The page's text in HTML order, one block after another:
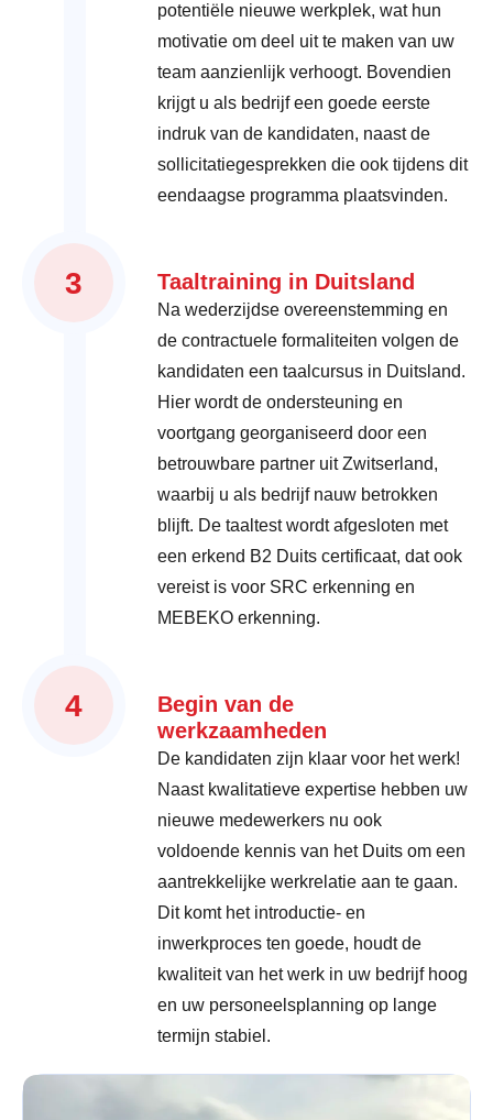
potentiële nieuwe werkplek, wat hun
motivatie om deel uit te maken van uw
team aanzienlijk verhoogt. Bovendien
krijgt u als bedrijf een goede eerste
indruk van de kandidaten, naast de
sollicitatiegesprekken die ook tijdens dit
eendaagse programma plaatsvinden.
3 Taaltraining in Duitsland
Na wederzijdse overeenstemming en
de contractuele formaliteiten volgen de
kandidaten een taalcursus in Duitsland.
Hier wordt de ondersteuning en
voortgang georganiseerd door een
betrouwbare partner uit Zwitserland,
waarbij u als bedrijf nauw betrokken
blijft. De taaltest wordt afgesloten met
een erkend B2 Duits certificaat, dat ook
vereist is voor SRC erkenning en
MEBEKO erkenning.
4
Begin van de
werkzaamheden
De kandidaten zijn klaar voor het werk!
Naast kwalitatieve expertise hebben uw
nieuwe medewerkers nu ook
voldoende kennis van het Duits om een
aantrekkelijke werkrelatie aan te gaan.
Dit komt het introductie- en
inwerkproces ten goede, houdt de
kwaliteit van het werk in uw bedrijf hoog
en uw personeelsplanning op lange
termijn stabiel.